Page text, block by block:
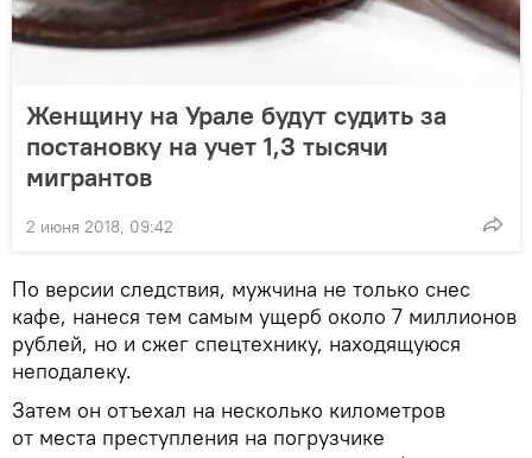
Женщину на Урале будут судить за
постановку на учет 1,3 тысячи
мигрантов
2 июня 2018, 09:42
По версии следствия, мужчина не только снес
кафе, нанеся тем самым ущерб около 7 миллионов
рублей, но и сжег спецтехнику, находящуюся
неподалеку.
Затем он отъехал на несколько километров
от места преступления на погрузчике